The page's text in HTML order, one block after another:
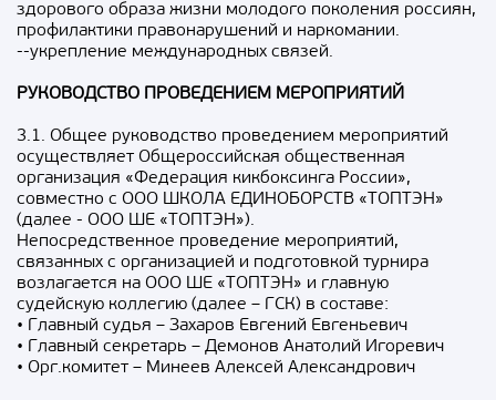
здорового образа жизни молодого поколения россиян,
профилактики правонарушений и наркомании.
--укрепление международных связей.
РУКОВОДСТВО ПРОВЕДЕНИЕМ МЕРОПРИЯТИЙ
3.1. Общее руководство проведением мероприятий
осуществляет Общероссийская общественная
организация «Федерация кикбоксинга России»,
совместно с ООО ШКОЛА ЕДИНОБОРСТВ «ТОПТЭН»
(далее - ООО ШЕ «ТОПТЭН»).
Непосредственное проведение мероприятий,
связанных с организацией и подготовкой турнира
возлагается на ООО ШЕ «ТОПТЭН» и главную
судейскую коллегию (далее – ГСК) в составе:
• Главный судья – Захаров Евгений Евгеньевич
• Главный секретарь – Демонов Анатолий Игоревич
• Орг.комитет – Минеев Алексей Александрович